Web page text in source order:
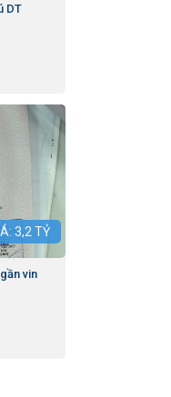
DT
3,2 TỶ
vin